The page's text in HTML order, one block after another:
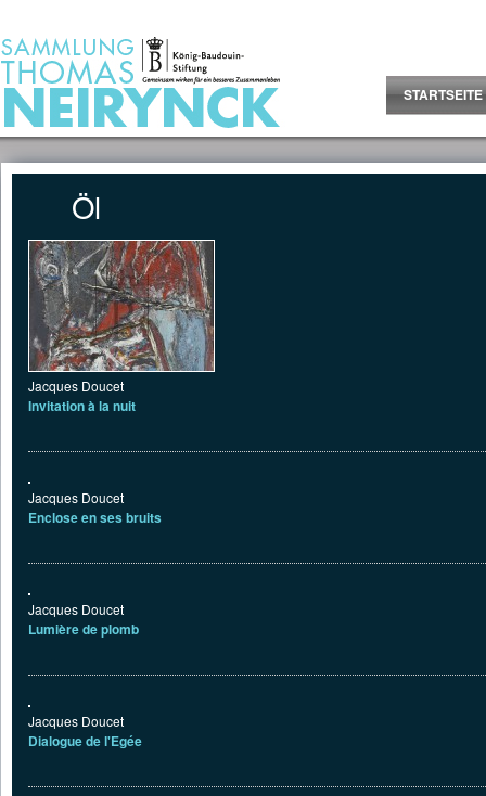
STARTSEITE
Öl
Jacques Doucet
Invitation à la nuit
Jacques Doucet
Enclose en ses bruits
Jacques Doucet
Lumière de plomb
Jacques Doucet
Dialogue de l'Egée